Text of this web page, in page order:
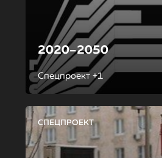
2020–2050
Спецпроект +1
СПЕЦПРОЕКТ